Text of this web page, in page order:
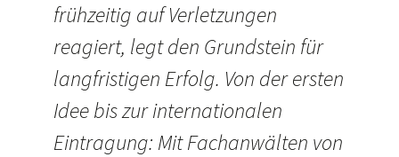
frühzeitig auf Verletzungen
reagiert, legt den Grundstein für
langfristigen Erfolg. Von der ersten
Idee bis zur internationalen
Eintragung: Mit Fachanwälten von